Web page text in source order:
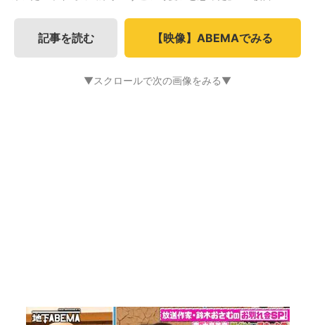
記事を読む 【映像】ABEMAでみる
▼スクロールで次の画像をみる▼